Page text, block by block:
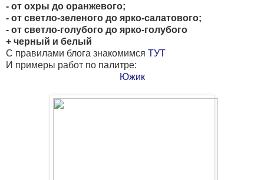
- от охры до оранжевого;
- от светло-зеленого до ярко-салатового;
- от светло-голубого до ярко-голубого
+ черный и белый
С правилами блога знакомимся ТУТ
И примеры работ по палитре:
Южик